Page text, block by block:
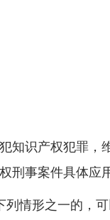
识产权犯罪，维
刑事案件具体应
列情形之一的，